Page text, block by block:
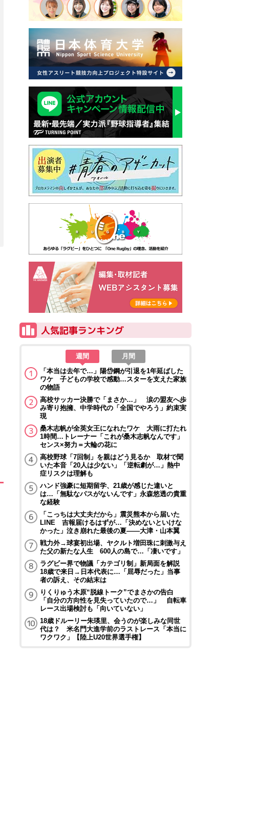
週間
月間
「本当は去年で…」陽岱鋼が引退を1年延ばした
ワケ 子どもの学校で感動…スターを支えた家族
の物語
高校サッカー決勝で「まさか…」 涙の盟友へ歩
み寄り抱擁、中学時代の「全国でやろう」約束実
現
桑木志帆が全英女王になれたワケ 大雨に打たれ
1時間…トレーナー「これが桑木志帆なんです」
センス×努力＝大輪の花に
高校野球「7回制」を親はどう見るか 取材で聞
いた本音「20人は少ない」「逆転劇が…」熱中
症リスクは理解も
ハンド強豪に短期留学、21歳が感じた違いと
は…「無駄なパスがないんです」永森悠透の貴重
な経験
「こっちは大丈夫だから」震災熊本から届いた
LINE 吉報届けるはずが…「決めないといけな
かった」泣き崩れた最後の夏――大津・山本翼
戦力外→球宴初出場、ヤクルト増田珠に刺激与え
た父の新たな人生 600人の島で…「凄いです」
ラグビー界で物議「カテゴリ制」新局面を解説
18歳で来日→日本代表に…「屈辱だった」当事
者の訴え、その結末は
りくりゅう木原“脱線トーク”でまさかの告白
「自分の方向性を見失っていたので…」 自転車
レース出場検討も「向いていない」
18歳ドルーリー朱瑛里、会うのが楽しみな同世
代は？ 米名門大進学前のラストレース「本当に
ワクワク」【陸上U20世界選手権】